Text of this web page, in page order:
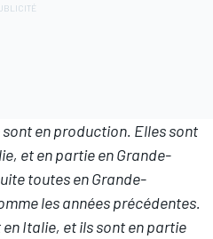
en production. Elles sont
et en partie en Grande-
toutes en Grande-
les années précédentes.
Italie, et ils sont en partie